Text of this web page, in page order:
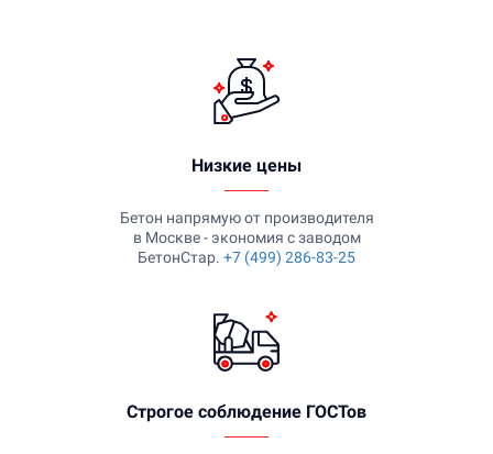
Низкие цены
Бетон напрямую от производителя
в Москве - экономия с заводом
БетонСтар. +7 (499) 286-83-25
Строгое соблюдение ГОСТов